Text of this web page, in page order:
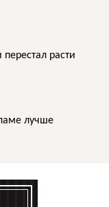
расти
лучше